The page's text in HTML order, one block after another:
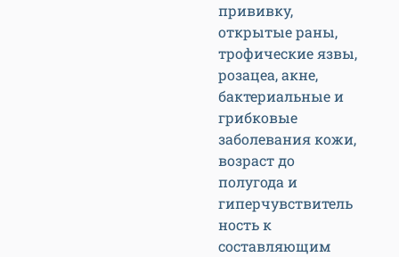
прививку,
открытые раны,
трофические язвы,
розацеа, акне,
бактериальные и
грибковые
заболевания кожи,
возраст до
полугода и
гиперчувствитель
ность к
составляющим